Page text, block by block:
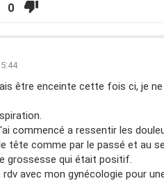
0
être enceinte cette fois ci, je
commencé a ressentir les
tête comme par le passé et au
grossesse qui était positif.
avec mon gynécologie pour